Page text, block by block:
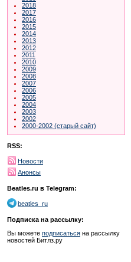
2018
2017
2016
2015
2014
2013
2012
2011
2010
2009
2008
2007
2006
2005
2004
2003
2002
2000-2002 (старый сайт)
RSS:
Новости
Анонсы
Beatles.ru в Telegram:
beatles_ru
Подписка на рассылку:
Вы можете подписаться на рассылку
новостей Битлз.ру